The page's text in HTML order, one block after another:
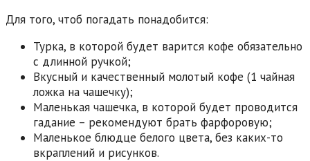
Для того, чтоб погадать понадобится:
Турка, в которой будет варится кофе обязательно
с длинной ручкой;
Вкусный и качественный молотый кофе (1 чайная
ложка на чашечку);
Маленькая чашечка, в которой будет проводится
гадание – рекомендуют брать фарфоровую;
Маленькое блюдце белого цвета, без каких-то
вкраплений и рисунков.